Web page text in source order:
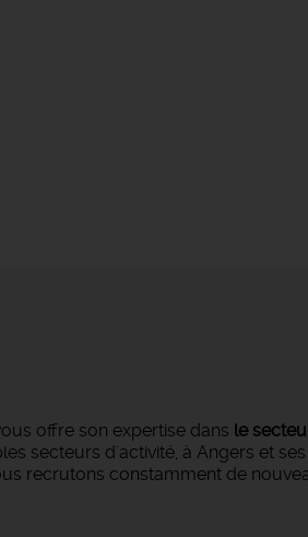
offre son expertise dans le
secteurs d'activité, à Angers et
recrutons constamment de